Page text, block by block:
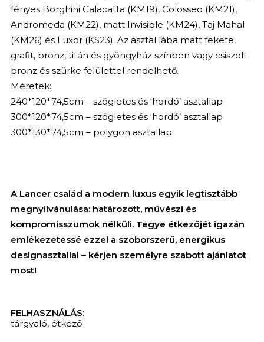
fényes Borghini Calacatta (KM19), Colosseo (KM21),
Andromeda (KM22), matt Invisible (KM24), Taj Mahal
(KM26) és Luxor (KS23). Az asztal lába matt fekete,
grafit, bronz, titán és gyöngyház színben vagy csiszolt
bronz és szürke felülettel rendelhető.
Méretek:
240*120*74,5cm – szögletes és ‘hordó’ asztallap
300*120*74,5cm – szögletes és ‘hordó’ asztallap
300*130*74,5cm – polygon asztallap
A Lancer család a modern luxus egyik legtisztább
megnyilvánulása: határozott, művészi és
kompromisszumok nélküli. Tegye étkezőjét igazán
emlékezetessé ezzel a szoborszerű, energikus
designasztallal – kérjen személyre szabott ajánlatot
most!
FELHASZNÁLÁS:
tárgyaló, étkező